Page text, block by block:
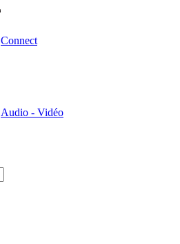
Connect
Audio - Vidéo